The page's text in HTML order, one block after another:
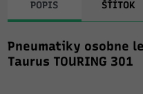
POPIS ŠŤÍTOK
Pneumatiky osobne
Taurus TOURING 301